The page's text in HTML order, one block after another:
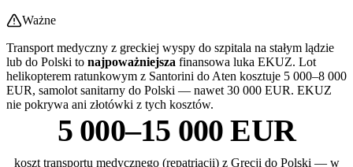
Ważne
Transport medyczny z greckiej wyspy do szpitala na stałym lądzie
lub do Polski to najpoważniejsza finansowa luka EKUZ. Lot
helikopterem ratunkowym z Santorini do Aten kosztuje 5 000–8 000
EUR, samolot sanitarny do Polski — nawet 30 000 EUR. EKUZ
nie pokrywa ani złotówki z tych kosztów.
5 000–15 000 EUR
koszt transportu medycznego (repatriacji) z Grecji do Polski — w